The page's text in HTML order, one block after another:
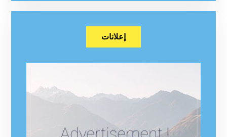
إعلانات